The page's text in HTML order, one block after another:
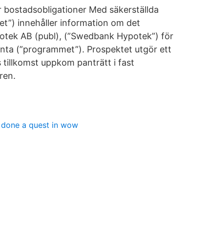
bostadsobligationer Med säkerställda
innehåller information om det
AB (publ), (”Swedbank Hypotek”) för
(”programmet”). Prospektet utgör ett
tillkomst uppkom panträtt i fast
a quest in wow